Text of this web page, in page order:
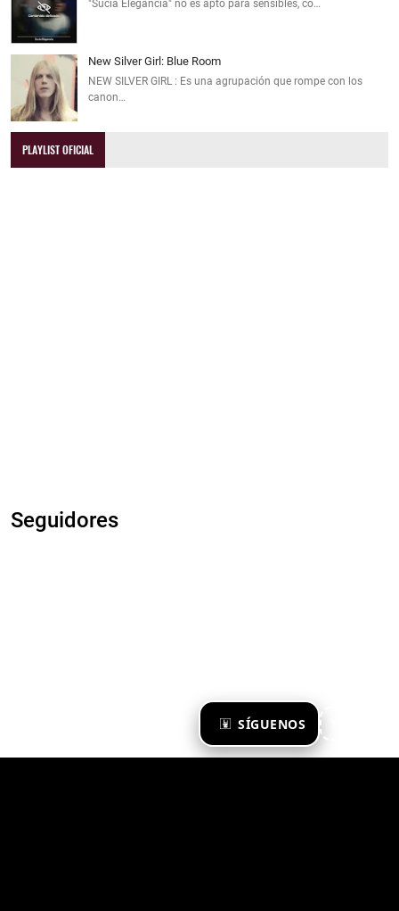
SÍGUENOS
"Sucia Elegancia" no es apto para sensibles, co…
New Silver Girl: Blue Room
NEW SILVER GIRL : Es una agrupación que rompe con los
canon…
PLAYLIST OFICIAL
Seguidores